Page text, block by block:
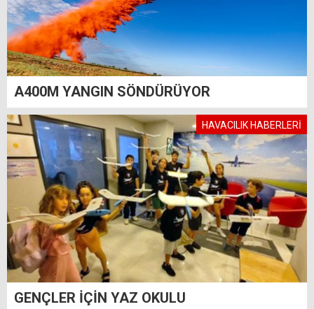
A400M YANGIN SÖNDÜRÜYOR
HAVACILIK HABERLERİ
GENÇLER İÇİN YAZ OKULU